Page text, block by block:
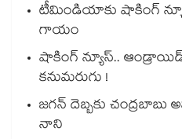
టీమిండియాకు షాకింగ్
గాయం
షాకింగ్ న్యూస్..
కనుమరుగు !
జగన్ దెబ్బకు చంద్రబాబు
నాని